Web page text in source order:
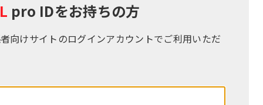
pro IDをお持ちの⽅
向けサイトのログインアカウントでご利⽤いただ